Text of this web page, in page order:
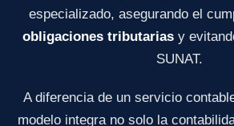
especializado, asegurando el
obligaciones tributariasy
SUNAT.
A diferencia de un servicio
modelo integra no solo la